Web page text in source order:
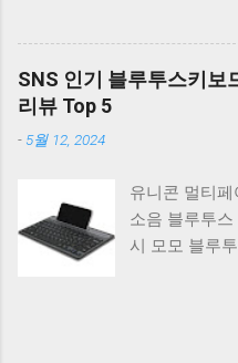
COX 기계식
CK01 TKL 텐
하실 때, 추가
정이 많이 어
상품을 고를
니다. 다양한
논 PIXMA
러 잉크젯복
캐논 G시리즈
G1900 G2900
G4902 G4910
500ml 4색세
G2910 정품잉
잉크 4색세트
SNS 인기 블루투스키보
리뷰 Top 5
- 5월 12, 2024
유니콘 멀티
소음 블루투스
시 모모 블루
K380S. 로지